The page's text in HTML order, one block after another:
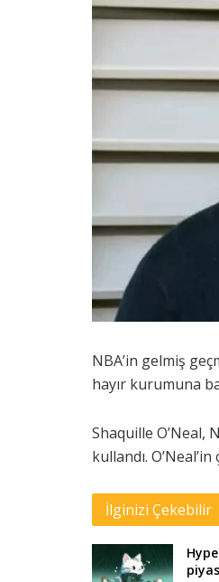
NBA’in gelmiş
hayır kurumuna
Shaquille O’Neal,
kullandı.
İlginizi Çekebilir